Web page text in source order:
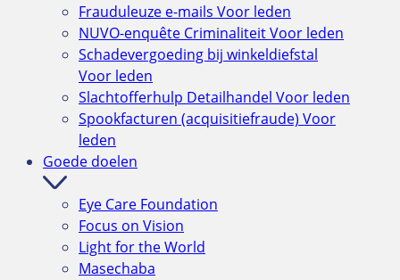
Frauduleuze e-mails Voor leden
NUVO-enquête CriminaliteitVoor leden
Schadevergoeding bij winkeldiefstal
Voor leden
Slachtofferhulp Detailhandel Voor leden
Spookfacturen (acquisitiefraude) Voor
leden
Goede doelen
Eye Care Foundation
Focus on Vision
Light for the World
Masechaba